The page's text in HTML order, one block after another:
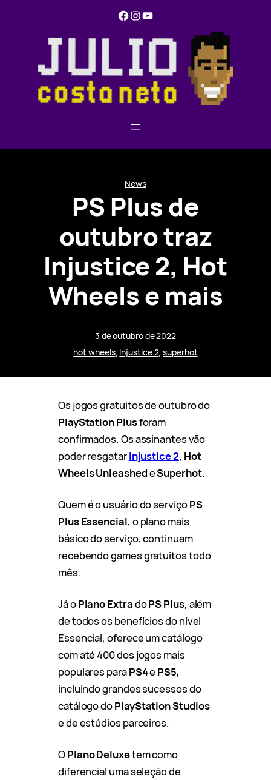
Facebook Instagram YouTube
News
PS Plus de
outubro traz
Injustice 2, Hot
Wheels e mais
3 de outubro de 2022
hot wheels, Injustice 2, superhot
Os jogos gratuitos de outubro do
PlayStation Plusforam
confirmados. Os assinantes vão
poder resgatarInjustice 2, Hot
Wheels UnleashedeSuperhot.
Quem é o usuário do serviçoPS
Plus Essencial, o plano mais
básico do serviço, continuam
recebendo games gratuitos todo
mês.
Já oPlano ExtradoPS Plus, além
de todos os benefícios do nível
Essencial, oferece um catálogo
com até 400 dos jogos mais
populares paraPS4ePS5,
incluindo grandes sucessos do
catálogo doPlayStation Studios
e de estúdios parceiros.
OPlano Deluxetem como
diferencial uma seleção de